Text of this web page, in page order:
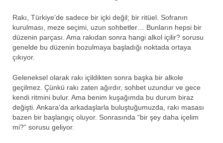
Rakı, Türkiye’de sadece bir içki değil; bir ritüel. Sofranın
kurulması, meze seçimi, uzun sohbetler… Bunların hepsi bir
düzenin parçası. Ama rakıdan sonra hangi alkol içilir? sorusu
genelde bu düzenin bozulmaya başladığı noktada ortaya
çıkıyor.
Geleneksel olarak rakı içildikten sonra başka bir alkole
geçilmez. Çünkü rakı zaten ağırdır, sohbet uzundur ve gece
kendi ritmini bulur. Ama benim kuşağımda bu durum biraz
değişti. Ankara’da arkadaşlarla buluştuğumuzda, rakı masası
bazen bir başlangıç oluyor. Sonrasında “bir şey daha içelim
mi?” sorusu geliyor.